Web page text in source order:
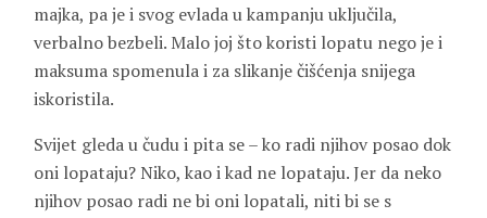
majka, pa je i svog evlada u kampanju uključila,
verbalno bezbeli. Malo joj što koristi lopatu nego je i
maksuma spomenula i za slikanje čišćenja snijega
iskoristila.
Svijet gleda u čudu i pita se – ko radi njihov posao dok
oni lopataju? Niko, kao i kad ne lopataju. Jer da neko
njihov posao radi ne bi oni lopatali, niti bi se s